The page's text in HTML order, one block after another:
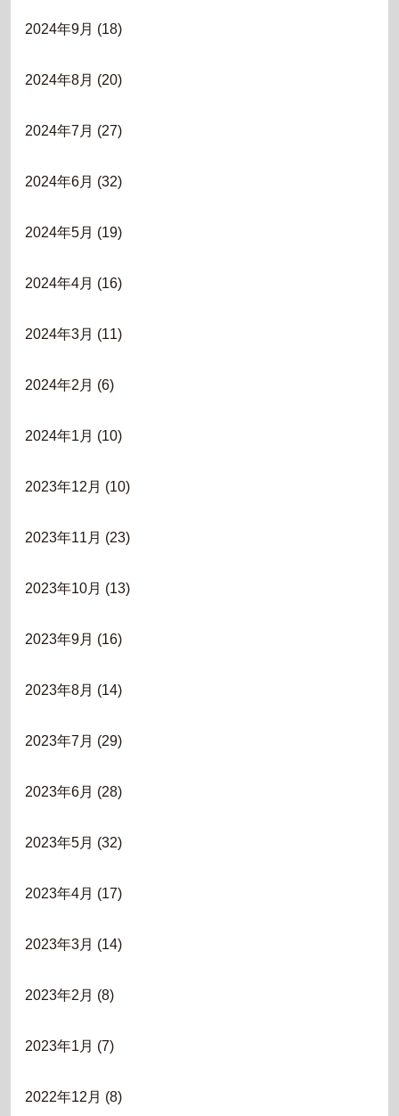
2024年9月 (18)
2024年8月 (20)
2024年7月 (27)
2024年6月 (32)
2024年5月 (19)
2024年4月 (16)
2024年3月 (11)
2024年2月 (6)
2024年1月 (10)
2023年12月 (10)
2023年11月 (23)
2023年10月 (13)
2023年9月 (16)
2023年8月 (14)
2023年7月 (29)
2023年6月 (28)
2023年5月 (32)
2023年4月 (17)
2023年3月 (14)
2023年2月 (8)
2023年1月 (7)
2022年12月 (8)